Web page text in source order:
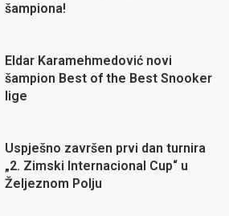
šampiona!
Eldar Karamehmedović novi
šampion Best of the Best Snooker
lige
Uspješno završen prvi dan turnira
„2. Zimski Internacional Cup“ u
Željeznom Polju